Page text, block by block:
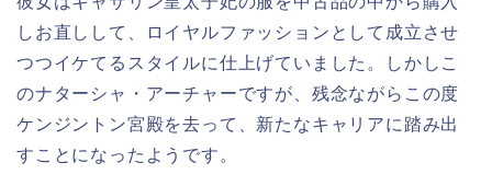
しお直しして、ロイヤルファッションとして成立させ
つつイケてるスタイルに仕上げていました。しかしこ
のナターシャ・アーチャーですが、残念ながらこの度
ケンジントン宮殿を去って、新たなキャリアに踏み出
すことになったようです。